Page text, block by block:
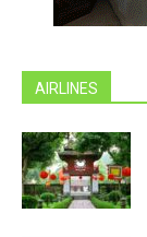
AIRLINES